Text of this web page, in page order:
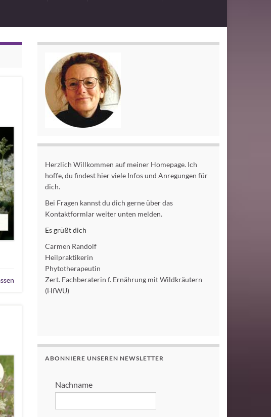
Herzlich Willkommen auf meiner Homepage. Ich
hoffe, du findest hier viele Infos und Anregungen für
dich.
Bei Fragen kannst du dich gerne über das
Kontaktformlar weiter unten melden.
Es grüßt dich
Carmen Randolf
Heilpraktikerin
Phytotherapeutin
Zert. Fachberaterin f. Ernährung mit Wildkräutern
(HfWU)
ABONNIERE UNSEREN NEWSLETTER
Nachname